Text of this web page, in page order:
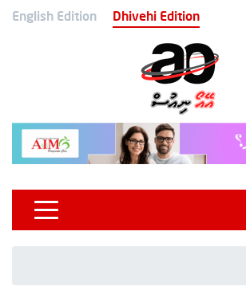
English Edition Dhivehi Edition